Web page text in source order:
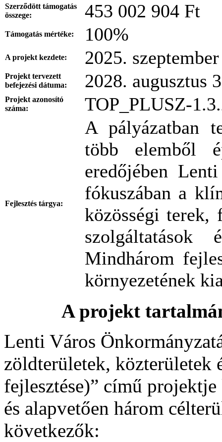
Szerződött támogatás
összege:
453 002 904 Ft
Támogatás mértéke: 100%
A projekt kezdete: 2025.
Projekt tervezett
befejezési dátuma:
2028. augusztus
Projekt azonosító
száma:
TOP_PLUSZ-
Fejlesztés tárgya:
A pályázatban
több elemből
eredőjében
fókuszában a
közösségi terek,
Mindhárom
környezetének
A projekt
Lenti Város
zöldterületek, közterületek
fejlesztése)” című
és alapvetően három
következők: